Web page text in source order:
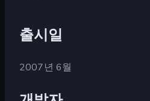
출시일
2007년 6월